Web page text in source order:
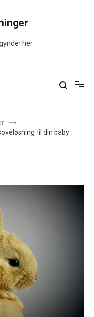
her
til din baby